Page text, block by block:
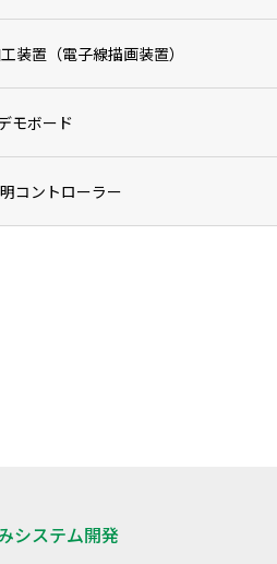
装置（電子線描画装置）
モボード
コントローラー
システム開発